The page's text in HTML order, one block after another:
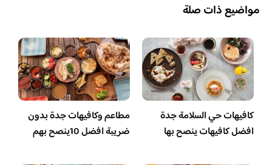
مواضيع ذات صلة
كافيهات حي السلامة جدة
افضل كافيهات ينصح بها
مطاعم وكافيهات جدة بدون
ضريبة افضل 10ينصح بهم